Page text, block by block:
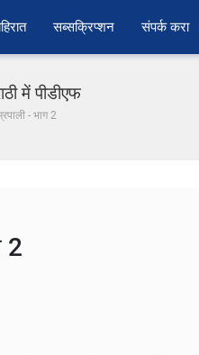
सब्सक्रिप्शन संपर्क करा
में पीडीएफ
- भाग 2
2